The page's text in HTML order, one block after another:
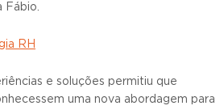
Fábio.
e soluções permitiu que
uma nova abordagem para